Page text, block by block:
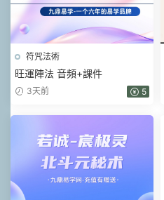
符咒法術
旺運陣法 音頻+課件
3天前 5